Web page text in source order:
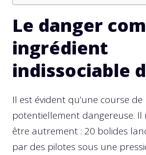
Le danger
ingrédient
indissociable
Il est évident qu’une course
potentiellement dangereuse. Il
être autrement : 20 bolides
par des pilotes sous une